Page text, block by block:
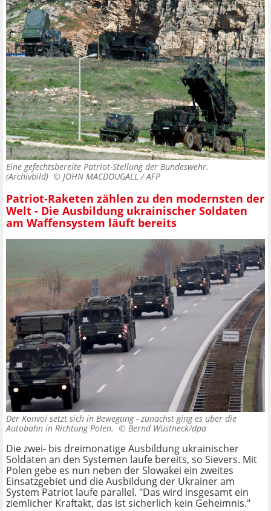
Eine gefechtsbereite Patriot-Stellung der Bundeswehr.
(Archivbild) © JOHN MACDOUGALL / AFP
Patriot-Raketen zählen zu den modernsten der
Welt - Die Ausbildung ukrainischer Soldaten
am Waffensystem läuft bereits
Der Konvoi setzt sich in Bewegung - zunächst ging es über die
Autobahn in Richtung Polen. © Bernd Wüstneck/dpa
Die zwei- bis dreimonatige Ausbildung ukrainischer
Soldaten an den Systemen laufe bereits, so Sievers. Mit
Polen gebe es nun neben der Slowakei ein zweites
Einsatzgebiet und die Ausbildung der Ukrainer am
System Patriot laufe parallel. "Das wird insgesamt ein
ziemlicher Kraftakt, das ist sicherlich kein Geheimnis."